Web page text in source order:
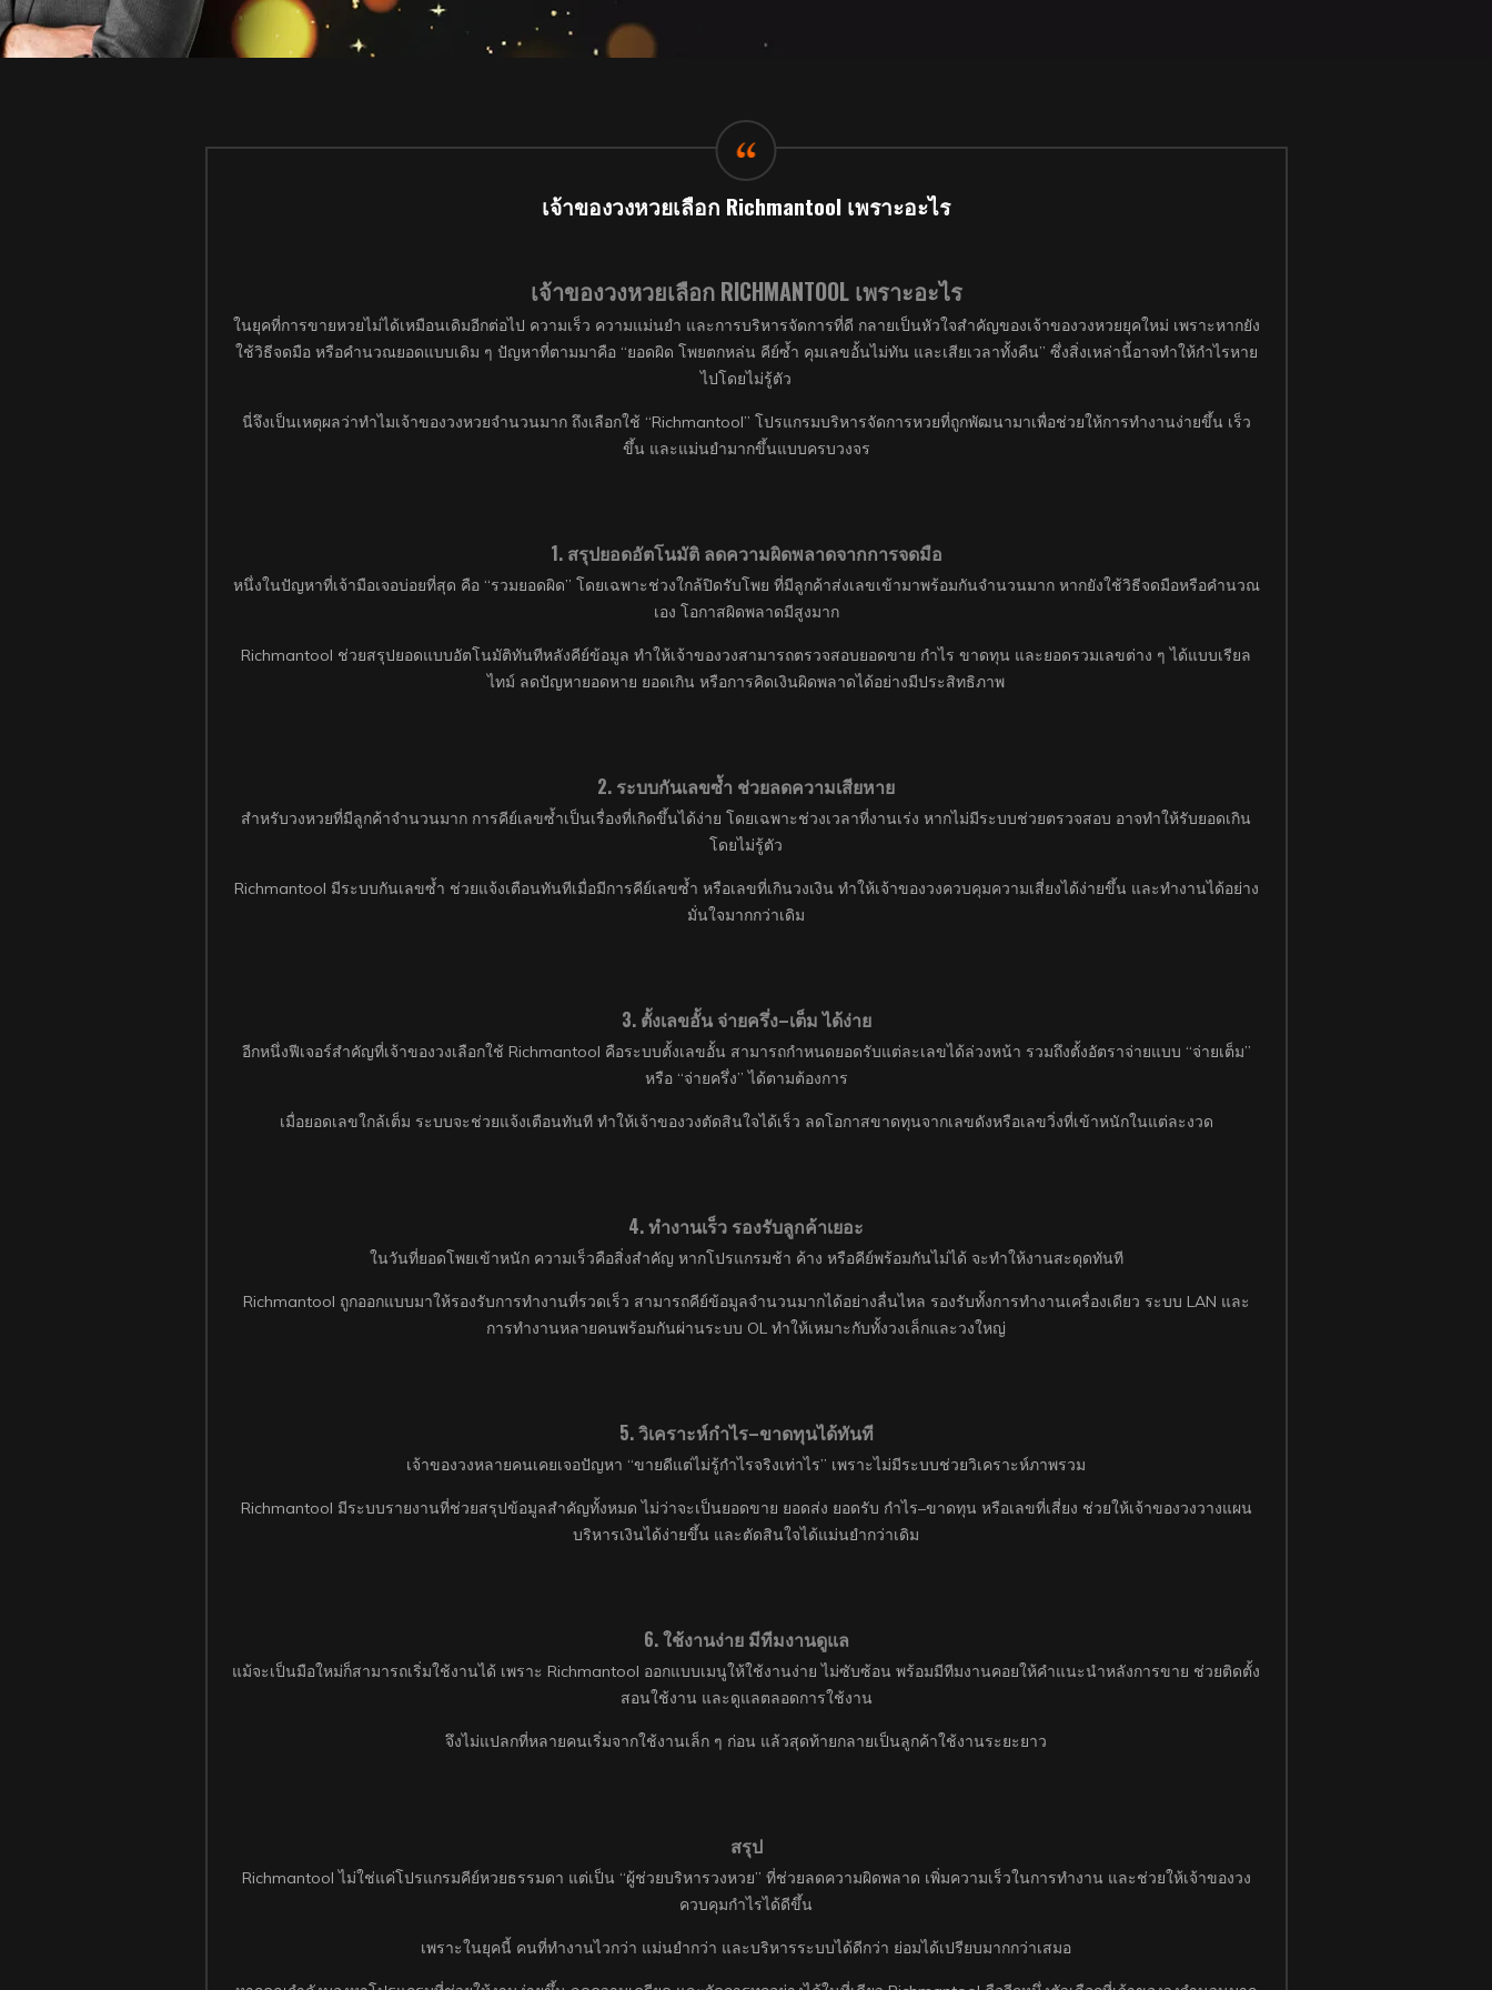
เจ้าของวงหวยเลือก Richmantool เพราะอะไร
เจ้าของวงหวยเลือก RICHMANTOOL เพราะอะไร
ในยุคที่การขายหวยไม่ได้เหมือนเดิมอีกต่อไป ความเร็ว ความแม่นยำ และการบริหารจัดการที่ดี กลายเป็นหัวใจสำคัญของเจ้าของวงหวยยุคใหม่ เพราะหากยัง
ใช้วิธีจดมือ หรือคำนวณยอดแบบเดิม ๆ ปัญหาที่ตามมาคือ “ยอดผิด โพยตกหล่น คีย์ซ้ำ คุมเลขอั้นไม่ทัน และเสียเวลาทั้งคืน” ซึ่งสิ่งเหล่านี้อาจทำให้กำไรหาย
ไปโดยไม่รู้ตัว
นี่จึงเป็นเหตุผลว่าทำไมเจ้าของวงหวยจำนวนมาก ถึงเลือกใช้ “Richmantool” โปรแกรมบริหารจัดการหวยที่ถูกพัฒนามาเพื่อช่วยให้การทำงานง่ายขึ้น เร็ว
ขึ้น และแม่นยำมากขึ้นแบบครบวงจร
1. สรุปยอดอัตโนมัติ ลดความผิดพลาดจากการจดมือ
หนึ่งในปัญหาที่เจ้ามือเจอบ่อยที่สุด คือ “รวมยอดผิด” โดยเฉพาะช่วงใกล้ปิดรับโพย ที่มีลูกค้าส่งเลขเข้ามาพร้อมกันจำนวนมาก หากยังใช้วิธีจดมือหรือคำนวณ
เอง โอกาสผิดพลาดมีสูงมาก
Richmantool ช่วยสรุปยอดแบบอัตโนมัติทันทีหลังคีย์ข้อมูล ทำให้เจ้าของวงสามารถตรวจสอบยอดขาย กำไร ขาดทุน และยอดรวมเลขต่าง ๆ ได้แบบเรียล
ไทม์ ลดปัญหายอดหาย ยอดเกิน หรือการคิดเงินผิดพลาดได้อย่างมีประสิทธิภาพ
2. ระบบกันเลขซ้ำ ช่วยลดความเสียหาย
สำหรับวงหวยที่มีลูกค้าจำนวนมาก การคีย์เลขซ้ำเป็นเรื่องที่เกิดขึ้นได้ง่าย โดยเฉพาะช่วงเวลาที่งานเร่ง หากไม่มีระบบช่วยตรวจสอบ อาจทำให้รับยอดเกิน
โดยไม่รู้ตัว
Richmantool มีระบบกันเลขซ้ำ ช่วยแจ้งเตือนทันทีเมื่อมีการคีย์เลขซ้ำ หรือเลขที่เกินวงเงิน ทำให้เจ้าของวงควบคุมความเสี่ยงได้ง่ายขึ้น และทำงานได้อย่าง
มั่นใจมากกว่าเดิม
3. ตั้งเลขอั้น จ่ายครึ่ง–เต็ม ได้ง่าย
อีกหนึ่งฟีเจอร์สำคัญที่เจ้าของวงเลือกใช้ Richmantool คือระบบตั้งเลขอั้น สามารถกำหนดยอดรับแต่ละเลขได้ล่วงหน้า รวมถึงตั้งอัตราจ่ายแบบ “จ่ายเต็ม”
หรือ “จ่ายครึ่ง” ได้ตามต้องการ
เมื่อยอดเลขใกล้เต็ม ระบบจะช่วยแจ้งเตือนทันที ทำให้เจ้าของวงตัดสินใจได้เร็ว ลดโอกาสขาดทุนจากเลขดังหรือเลขวิ่งที่เข้าหนักในแต่ละงวด
4. ทำงานเร็ว รองรับลูกค้าเยอะ
ในวันที่ยอดโพยเข้าหนัก ความเร็วคือสิ่งสำคัญ หากโปรแกรมช้า ค้าง หรือคีย์พร้อมกันไม่ได้ จะทำให้งานสะดุดทันที
Richmantool ถูกออกแบบมาให้รองรับการทำงานที่รวดเร็ว สามารถคีย์ข้อมูลจำนวนมากได้อย่างลื่นไหล รองรับทั้งการทำงานเครื่องเดียว ระบบ LAN และ
การทำงานหลายคนพร้อมกันผ่านระบบ OL ทำให้เหมาะกับทั้งวงเล็กและวงใหญ่
5. วิเคราะห์กำไร–ขาดทุนได้ทันที
เจ้าของวงหลายคนเคยเจอปัญหา “ขายดีแต่ไม่รู้กำไรจริงเท่าไร” เพราะไม่มีระบบช่วยวิเคราะห์ภาพรวม
Richmantool มีระบบรายงานที่ช่วยสรุปข้อมูลสำคัญทั้งหมด ไม่ว่าจะเป็นยอดขาย ยอดส่ง ยอดรับ กำไร–ขาดทุน หรือเลขที่เสี่ยง ช่วยให้เจ้าของวงวางแผน
บริหารเงินได้ง่ายขึ้น และตัดสินใจได้แม่นยำกว่าเดิม
6. ใช้งานง่าย มีทีมงานดูแล
แม้จะเป็นมือใหม่ก็สามารถเริ่มใช้งานได้ เพราะ Richmantool ออกแบบเมนูให้ใช้งานง่าย ไม่ซับซ้อน พร้อมมีทีมงานคอยให้คำแนะนำหลังการขาย ช่วยติดตั้ง
สอนใช้งาน และดูแลตลอดการใช้งาน
จึงไม่แปลกที่หลายคนเริ่มจากใช้งานเล็ก ๆ ก่อน แล้วสุดท้ายกลายเป็นลูกค้าใช้งานระยะยาว
สรุป
Richmantool ไม่ใช่แค่โปรแกรมคีย์หวยธรรมดา แต่เป็น “ผู้ช่วยบริหารวงหวย” ที่ช่วยลดความผิดพลาด เพิ่มความเร็วในการทำงาน และช่วยให้เจ้าของวง
ควบคุมกำไรได้ดีขึ้น
เพราะในยุคนี้ คนที่ทำงานไวกว่า แม่นยำกว่า และบริหารระบบได้ดีกว่า ย่อมได้เปรียบมากกว่าเสมอ